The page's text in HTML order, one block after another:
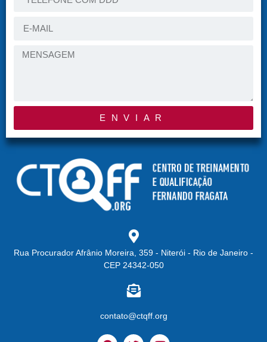
ENVIAR
Rua Procurador Afrânio Moreira, 359 - Niterói - Rio de Janeiro -
CEP 24342-050
contato@ctqff.org